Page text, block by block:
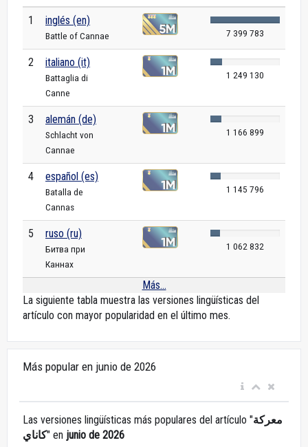
1 inglés (en)
Battle of Cannae 7 399 783
2 italiano (it)
Battaglia di
Canne
1 249 130
3 alemán (de)
Schlacht von
Cannae
1 166 899
4 español (es)
Batalla de
Cannas
1 145 796
5 ruso (ru)
Битва при
Каннах
1 062 832
Más...
La siguiente tabla muestra las versiones lingüísticas del
artículo con mayor popularidad en el último mes.
Más popular en junio de 2026
Las versiones lingüísticas más populares del artículo "معركة
كاناي" en junio de 2026